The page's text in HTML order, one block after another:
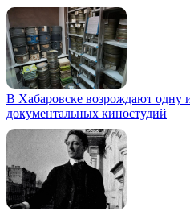
В Хабаровске возрождают одну
документальных киностудий